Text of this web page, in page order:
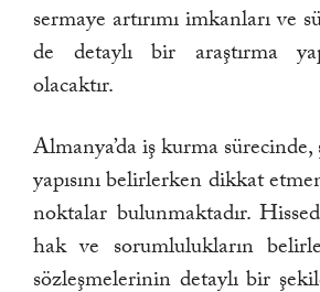
sermaye artırımı imkanları ve
de detaylı bir araştırma
olacaktır.
Almanya’da iş kurma
yapısını belirlerken dikkat
noktalar bulunmaktadır.
hak ve sorumlulukların
sözleşmelerinin detaylı bir